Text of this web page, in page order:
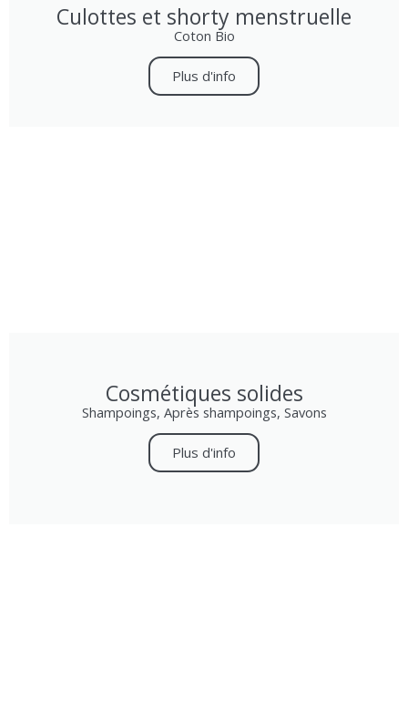
Culottes et shorty menstruelle
Coton Bio
Plus d'info
Cosmétiques solides
Shampoings, Après shampoings, Savons
Plus d'info